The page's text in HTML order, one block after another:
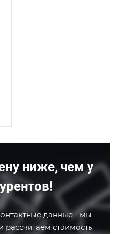
ниже, чем у
данные - мы
рассчитаем стоимость